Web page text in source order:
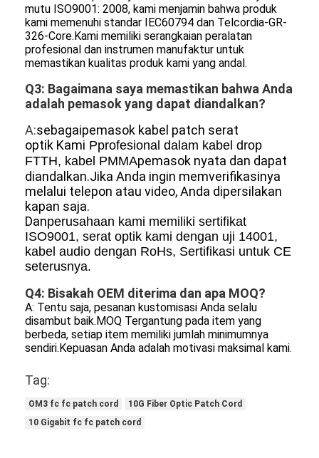
mutu ISO9001: 2008, kami menjamin bahwa produk
kami memenuhi standar IEC60794 dan Telcordia-GR-
326-Core.Kami memiliki serangkaian peralatan
profesional dan instrumen manufaktur untuk
memastikan kualitas produk kami yang andal.
Q3: Bagaimana saya memastikan bahwa Anda
adalah pemasok yang dapat diandalkan?
A:sebagaipemasok kabel patch serat
optik Kami Pprofesional dalam kabel drop
FTTH, kabel PMMApemasok nyata dan dapat
diandalkan.Jika Anda ingin memverifikasinya
melalui telepon atau video, Anda dipersilakan
kapan saja.
Danperusahaan kami memiliki sertifikat
ISO9001, serat optik kami dengan uji 14001,
kabel audio dengan RoHs, Sertifikasi untuk CE
seterusnya.
Q4: Bisakah OEM diterima dan apa MOQ?
A: Tentu saja, pesanan kustomisasi Anda selalu
disambut baik.MOQ Tergantung pada item yang
berbeda, setiap item memiliki jumlah minimumnya
sendiri.Kepuasan Anda adalah motivasi maksimal kami
Tag:
OM3 fc fc patch cord
10G Fiber Optic Patch Cord
10 Gigabit fc fc patch cord